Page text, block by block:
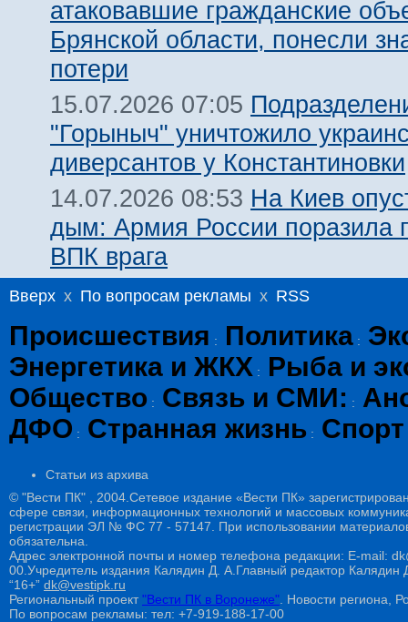
атаковавшие гражданские
Брянской области, понесли
потери
15.07.2026 07:05
"Горыныч" уничтожило
диверсантов у Константиновки
14.07.2026 08:53 На Киев
дым: Армия России поразила
ВПК врага
Вверх x По вопросам рекламы x RSS
Происшествия : Политика :
Энергетика и ЖКХ :
Рыба и
Общество : Связь и СМИ: :
ДФО : Странная жизнь : Спорт
Статьи из архива
© "Вести ПК" , 2004.Сетевое издание «Вести ПК»
сфере связи, информационных технологий и массовых
регистрации ЭЛ № ФС 77 - 57147. При использовании
обязательна.
Адрес электронной почты и номер телефона редакции: E-mail:
00.Учредитель издания Калядин Д. А.Главный редактор
“16+” dk@vestipk.ru
Региональный проект"Вести ПК в Воронеже" . Новости региона,
По вопросам рекламы: тел: +7-919-188-17-00